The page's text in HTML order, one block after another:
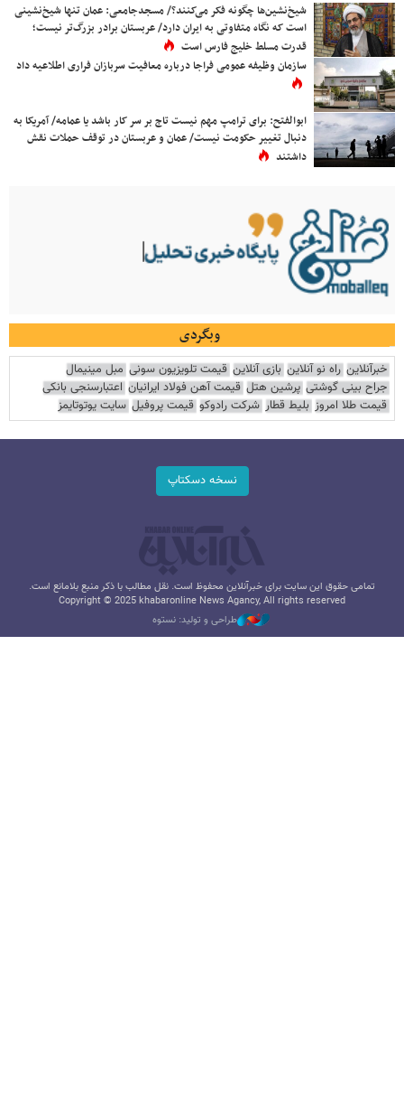
شیخ‌نشین‌ها چگونه فکر می‌کنند؟/ مسجدجامعی: عمان تنها شیخ‌نشینی
است که نگاه متفاوتی به ایران دارد/ عربستان برادر بزرگ‌تر نیست؛
قدرت مسلط خلیج فارس است
سازمان وظیفه عمومی فراجا درباره معافیت سربازان فراری اطلاعیه داد
ابوالفتح: برای ترامپ مهم نیست تاج بر سر کار باشد یا عمامه/ آمریکا به
دنبال تغییر حکومت نیست/ عمان و عربستان در توقف حملات نقش
داشتند
وبگردی
خبرآنلاین راه نو آنلاین بازی آنلاین قیمت تلویزیون سونی مبل مینیمال
جراح بینی گوشتی پرشین هتل قیمت آهن فولاد ایرانیان اعتبارسنجی بانکی
قیمت طلا امروز بلیط قطار شرکت رادوکو قیمت پروفیل سایت یوتوتایمز
نسخه دسکتاپ
تمامی حقوق این سایت برای خبرآنلاین محفوظ است. نقل مطالب با ذکر منبع بلامانع است.
Copyright © 2025 khabaronline News Agancy, All rights reserved
طراحی و تولید: نستوه